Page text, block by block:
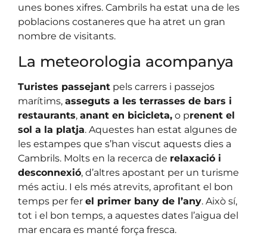
unes bones xifres. Cambrils ha estat una de les
poblacions costaneres que ha atret un gran
nombre de visitants.
La meteorologia acompanya
Turistes passejant pels carrers i passejos
marítims, asseguts a les terrasses de bars i
restaurants, anant en bicicleta, o prenent el
sol a la platja. Aquestes han estat algunes de
les estampes que s’han viscut aquests dies a
Cambrils. Molts en la recerca de relaxació i
desconnexió, d’altres apostant per un turisme
més actiu. I els més atrevits, aprofitant el bon
temps per fer el primer bany de l’any. Això sí,
tot i el bon temps, a aquestes dates l’aigua del
mar encara es manté força fresca.